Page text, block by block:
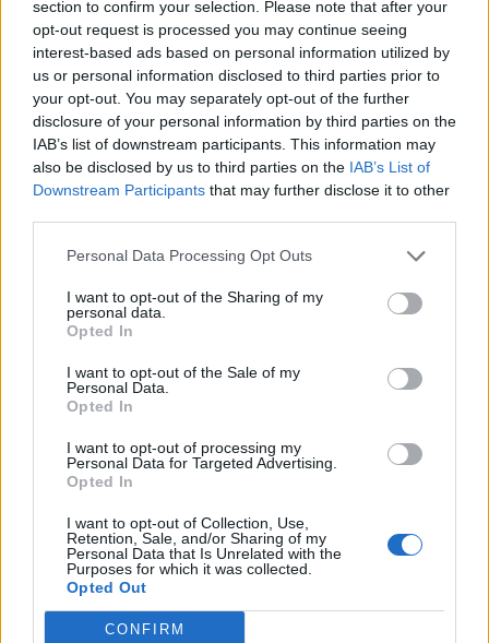
section to confirm your selection. Please note that after your
opt-out request is processed you may continue seeing
interest-based ads based on personal information utilized by
us or personal information disclosed to third parties prior to
your opt-out. You may separately opt-out of the further
disclosure of your personal information by third parties on the
IAB’s list of downstream participants. This information may
also be disclosed by us to third parties on the IAB’s List of
Downstream Participants that may further disclose it to other
Personal Data Processing Opt Outs
I want to opt-out of the Sharing of my
personal data.
Opted In
I want to opt-out of the Sale of my
Personal Data.
Opted In
I want to opt-out of processing my
Personal Data for Targeted Advertising.
Opted In
I want to opt-out of Collection, Use,
Retention, Sale, and/or Sharing of my
Personal Data that Is Unrelated with the
Purposes for which it was collected.
Opted Out
CONFIRM
His Royal Highness Prince Harry and Ms. Meghan Markle are
photocall at Kensington Palace Gardens this afternoon, on the
day their engagement is announced.
Allez, encore un petit zoom sur la bague...